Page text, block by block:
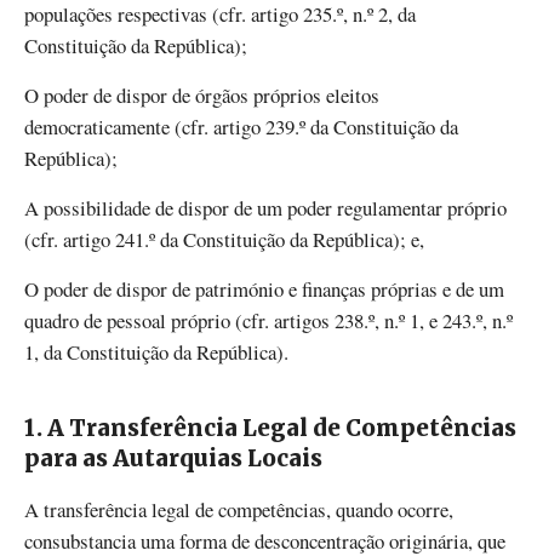
populações respectivas (cfr. artigo 235.º, n.º 2, da
Constituição da República);
O poder de dispor de órgãos próprios eleitos
democraticamente (cfr. artigo 239.º da Constituição da
República);
A possibilidade de dispor de um poder regulamentar próprio
(cfr. artigo 241.º da Constituição da República); e,
O poder de dispor de património e finanças próprias e de um
quadro de pessoal próprio (cfr. artigos 238.º, n.º 1, e 243.º, n.º
1, da Constituição da República).
1. A Transferência Legal de Competências
para as Autarquias Locais
A transferência legal de competências, quando ocorre,
consubstancia uma forma de desconcentração originária, que